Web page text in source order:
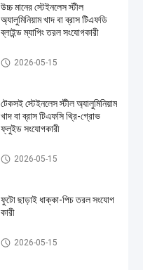
উচ্চ মানের স্টেইনলেস স্টীল
অ্যালুমিনিয়াম খাদ বা ব্রাস টিএফডি
ব্লাইন্ড ম্যাপিং তরল সংযোগকারী
দ্রুত সংযোগ সংযোগ
2026-05-15
টেকসই স্টেইনলেস স্টীল অ্যালুমিনিয়াম
খাদ বা ব্রাস টিএফসি থ্রি-গ্রোভ
ফ্লুইড সংযোগকারী
দ্রুত সংযোগ সংযোগ
2026-05-15
ফুটো ছাড়াই ধাক্কা-পিচ তরল সংযোগ
কারী
দ্রুত সংযোগ সংযোগ
2026-05-15